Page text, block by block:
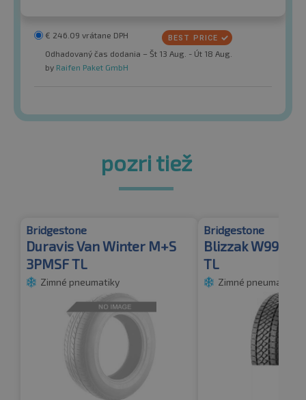
€ 246.09 vrátane DPH
Odhadovaný čas dodania – Št 13 Aug. - Út 18 Aug.
by Raifen Paket GmbH
pozri tiež
Bridgestone
Duravis Van Winter M+S
3PMSF TL
Zimné pneumatiky
Bridgestone
Blizzak W995
TL
Zimné pneumatiky